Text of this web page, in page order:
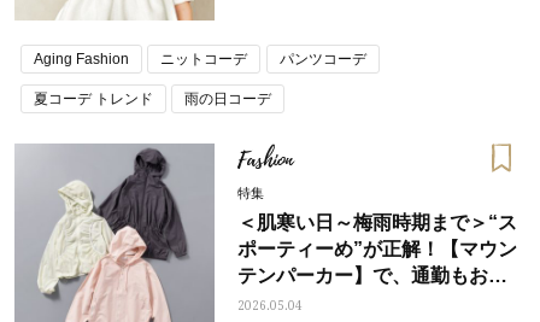
Aging Fashion ニットコーデ パンツコーデ
夏コーデ トレンド 雨の日コーデ
Fashion
特集
＜肌寒い日～梅雨時期まで＞“ス
ポーティーめ”が正解！【マウン
テンパーカー】で、通勤もお出
かけも垢ぬける
2026.05.04